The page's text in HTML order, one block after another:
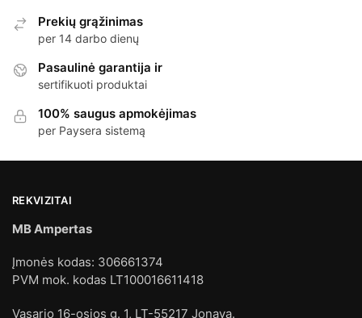
Prekių grąžinimas
per 14 darbo dienų
Pasaulinė garantija ir
sertifikuoti produktai
100% saugus apmokėjimas
per Paysera sistemą
REKVIZITAI
MB Ampertas
Įmonės kodas: 306661374
PVM mok. kodas LT100016611418
Vasario 16-osios g. 1, LT-55217 Jonava.